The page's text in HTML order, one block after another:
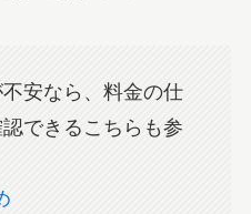
安なら、料金の仕
できるこちらも参